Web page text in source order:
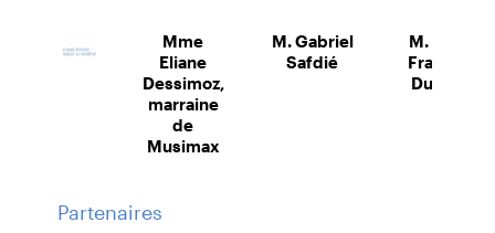
Mme
Eliane
Dessimoz,
marraine
de
Musimax
M. Gabriel
Safdié
M. Jean-
François
Dunand
Partenaires